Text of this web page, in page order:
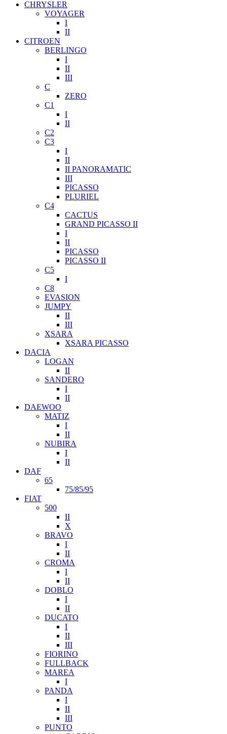
CHRYSLER
VOYAGER
I
II
CITROEN
BERLINGO
I
II
III
C
ZERO
C1
I
II
C2
C3
I
II
II PANORAMATIC
III
PICASSO
PLURIEL
C4
CACTUS
GRAND PICASSO II
I
II
PICASSO
PICASSO II
C5
I
C8
EVASION
JUMPY
II
III
XSARA
XSARA PICASSO
DACIA
LOGAN
II
SANDERO
I
II
DAEWOO
MATIZ
I
II
NUBIRA
I
II
DAF
65
75/85/95
FIAT
500
II
X
BRAVO
I
II
CROMA
I
II
DOBLO
I
II
DUCATO
I
II
III
FIORINO
FULLBACK
MAREA
I
PANDA
I
II
III
PUNTO